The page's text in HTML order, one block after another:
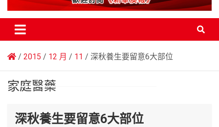
2015 12 月 11 深秋養生要留意6大部位
家庭醫藥
深秋養生要留意6大部位